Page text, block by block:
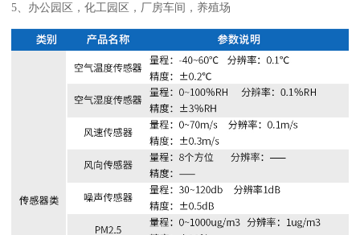
5、办公园区，化工园区，厂房车间，养殖场